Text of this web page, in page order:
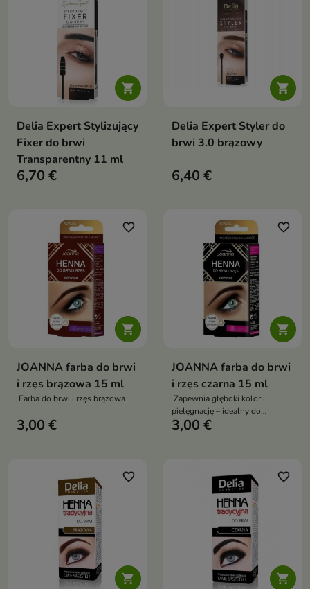

Delia Expert Stylizujący
Fixer do brwi
Transparentny 11 ml
6,70 €

Delia Expert Styler do
brwi 3.0 brązowy
6,40 €

favorite_border
JOANNA farba do brwi
i rzęs brązowa 15 ml
Farba do brwi i rzęs brązowa
3,00 €

favorite_border
JOANNA farba do brwi
i rzęs czarna 15 ml
Zapewnia głęboki kolor i
pielęgnację – idealny do
domowej stylizacji brwi i rzęs
3,00 €

favorite_border

favorite_border